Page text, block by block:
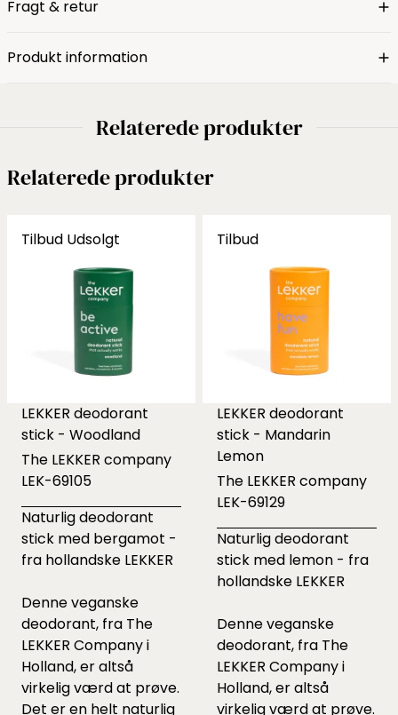
Fragt & retur
Produkt information
Relaterede produkter
Relaterede produkter
Tilbud Udsolgt
LEKKER deodorant
stick - Woodland
The LEKKER company
LEK-69105
Naturlig deodorant
stick med bergamot -
fra hollandske LEKKER
Denne veganske
deodorant, fra The
LEKKER Company i
Holland, er altså
virkelig værd at prøve.
Det er en helt naturlig
Tilbud
LEKKER deodorant
stick - Mandarin
Lemon
The LEKKER company
LEK-69129
Naturlig deodorant
stick med lemon - fra
hollandske LEKKER
Denne veganske
deodorant, fra The
LEKKER Company i
Holland, er altså
virkelig værd at prøve.